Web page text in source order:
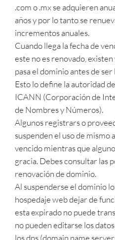
.com o .mx se adquieren
años y por lo tanto se
incrementos anuales.
Cuando llega la fecha de
este no es renovado,
pasa el dominio antes de
Esto lo define la autoridad
ICANN (Corporación de
de Nombres y Números).
Algunos registrars o
suspenden el uso de mismo
vencido mientras que
gracia. Debes consultar las
renovación de dominio.
Al suspenderse el dominio
hospedaje web dejar de
esta expirado no puede
no pueden editarse los
los dns (domain name